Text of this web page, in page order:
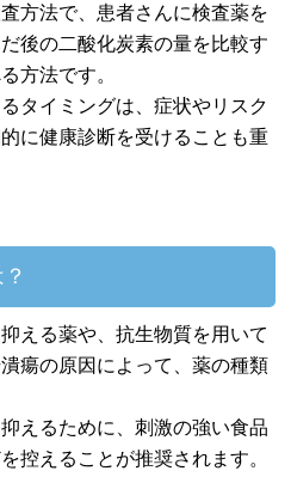
方法で、患者さんに検査薬を
後の二酸化炭素の量を比較す
方法です。
タイミングは、症状やリスク
に健康診断を受けることも重
える薬や、抗生物質を用いて
瘍の原因によって、薬の種類
えるために、刺激の強い食品
控えることが推奨されます。